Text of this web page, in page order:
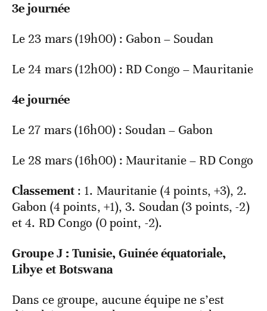
3e journée
Le 23 mars (19h00) : Gabon – Soudan
Le 24 mars (12h00) : RD Congo – Mauritanie
4e journée
Le 27 mars (16h00) : Soudan – Gabon
Le 28 mars (16h00) : Mauritanie – RD Congo
Classement : 1. Mauritanie (4 points, +3), 2.
Gabon (4 points, +1), 3. Soudan (3 points, -2)
et 4. RD Congo (0 point, -2).
Groupe J : Tunisie, Guinée équatoriale,
Libye et Botswana
Dans ce groupe, aucune équipe ne s’est